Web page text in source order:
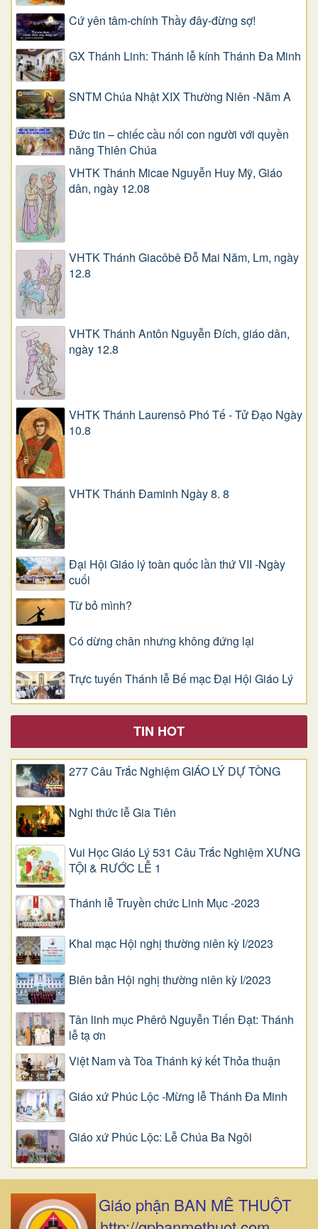
Cứ yên tâm-chính Thầy đây-đừng sợ!
GX Thánh Linh: Thánh lễ kính Thánh Đa Minh
SNTM Chúa Nhật XIX Thường Niên -Năm A
Đức tin – chiếc cầu nối con người với quyền
năng Thiên Chúa
VHTK Thánh Micae Nguyễn Huy Mỹ, Giáo
dân, ngày 12.08
VHTK Thánh Giacôbê Ðỗ Mai Năm, Lm, ngày
12.8
VHTK Thánh Antôn Nguyễn Ðích, giáo dân,
ngày 12.8
VHTK Thánh Laurensô Phó Tế - Tử Đạo Ngày
10.8
VHTK Thánh Đaminh Ngày 8. 8
Đại Hội Giáo lý toàn quốc lần thứ VII -Ngày
cuối
Từ bỏ mình?
Có dừng chân nhưng không đứng lại
Trực tuyến Thánh lễ Bế mạc Đại Hội Giáo Lý
TIN HOT
277 Câu Trắc Nghiệm GIÁO LÝ DỰ TÒNG
Nghi thức lễ Gia Tiên
Vui Học Giáo Lý 531 Câu Trắc Nghiệm XƯNG
TỘI & RƯỚC LỄ 1
Thánh lễ Truyền chức Linh Mục -2023
Khai mạc Hội nghị thường niên kỳ I/2023
Biên bản Hội nghị thường niên kỳ I/2023
Tân linh mục Phêrô Nguyễn Tiến Đạt: Thánh
lễ tạ ơn
Việt Nam và Tòa Thánh ký kết Thỏa thuận
Giáo xứ Phúc Lộc -Mừng lễ Thánh Đa Minh
Giáo xứ Phúc Lộc: Lễ Chúa Ba Ngôi
Giáo phận BAN MÊ THUỘT